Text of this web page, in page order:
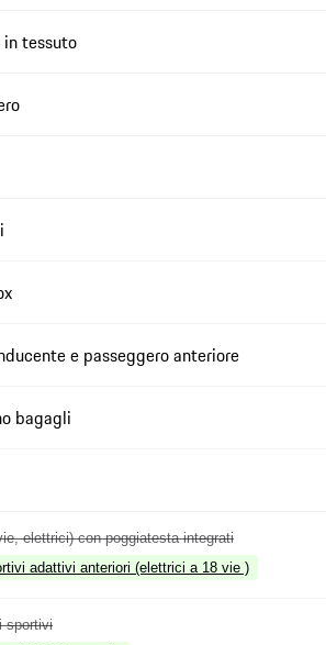
tessuto
e passeggero anteriore
bagagli
elettrici) con poggiatesta integrati
adattivi anteriori (elettrici a 18 vie )
sportivi